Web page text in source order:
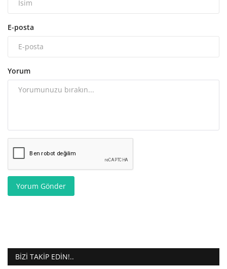
E-posta
Yorum
Yorum Gönder
BIZI TAKIP EDIN!..